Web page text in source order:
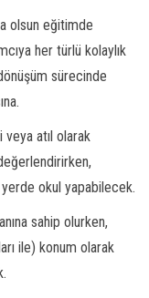
olsun eğitimde
her türlü kolaylık
sürecinde
veya atıl olarak
yerde okul yapabilecek.
sahip olurken,
ile) konum olarak